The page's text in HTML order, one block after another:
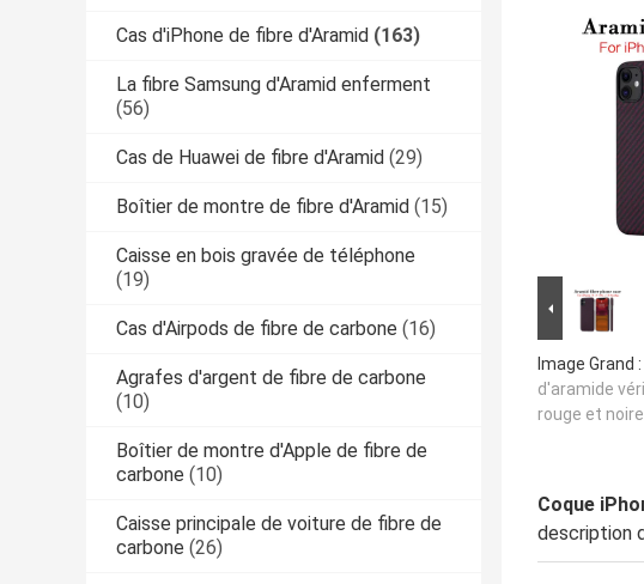
Cas d'iPhone de fibre d'Aramid (163)
La fibre Samsung d'Aramid enferment
(56)
Cas de Huawei de fibre d'Aramid (29)
Boîtier de montre de fibre d'Aramid (15)
Caisse en bois gravée de téléphone
(19)
Cas d'Airpods de fibre de carbone (16)
Agrafes d'argent de fibre de carbone
(10)
Boîtier de montre d'Apple de fibre de
carbone (10)
Caisse principale de voiture de fibre de
carbone (26)
Image Grand :
d'aramide
rouge et noire
Coque
description